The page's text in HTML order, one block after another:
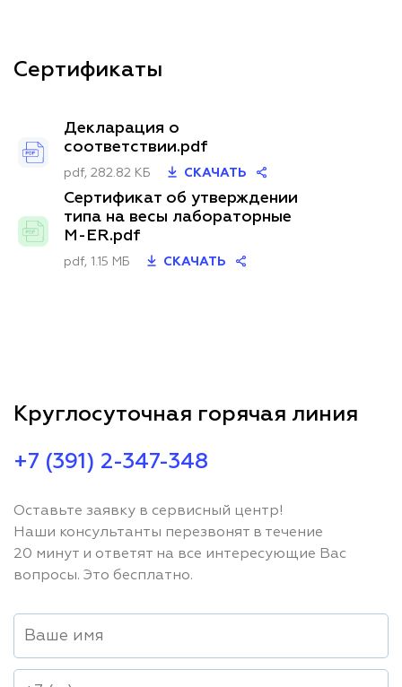
Сертификаты
Декларация о
соответствии.pdf
pdf, 282.82 КБ СКАЧАТЬ
Сертификат об утверждении
типа на весы лабораторные
M-ER.pdf
pdf, 1.15 МБ СКАЧАТЬ
Круглосуточная горячая линия
+7 (391) 2-347-348
Оставьте заявку в сервисный центр!
Наши консультанты перезвонят в течение
20 минут и ответят на все интересующие Вас
вопросы. Это бесплатно.